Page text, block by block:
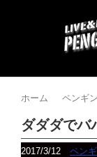
ホーム ペンギ
ダダダで
2017/3/12 ペン